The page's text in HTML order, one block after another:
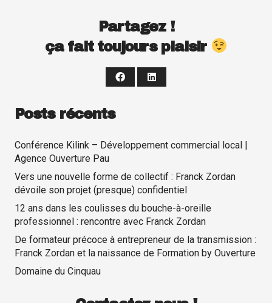
Partagez !
ça fait toujours plaisir
Posts récents
Conférence Kilink – Développement commercial local |
Agence Ouverture Pau
Vers une nouvelle forme de collectif : Franck Zordan
dévoile son projet (presque) confidentiel
12 ans dans les coulisses du bouche-à-oreille
professionnel : rencontre avec Franck Zordan
De formateur précoce à entrepreneur de la transmission :
Franck Zordan et la naissance de Formation by Ouverture
Domaine du Cinquau